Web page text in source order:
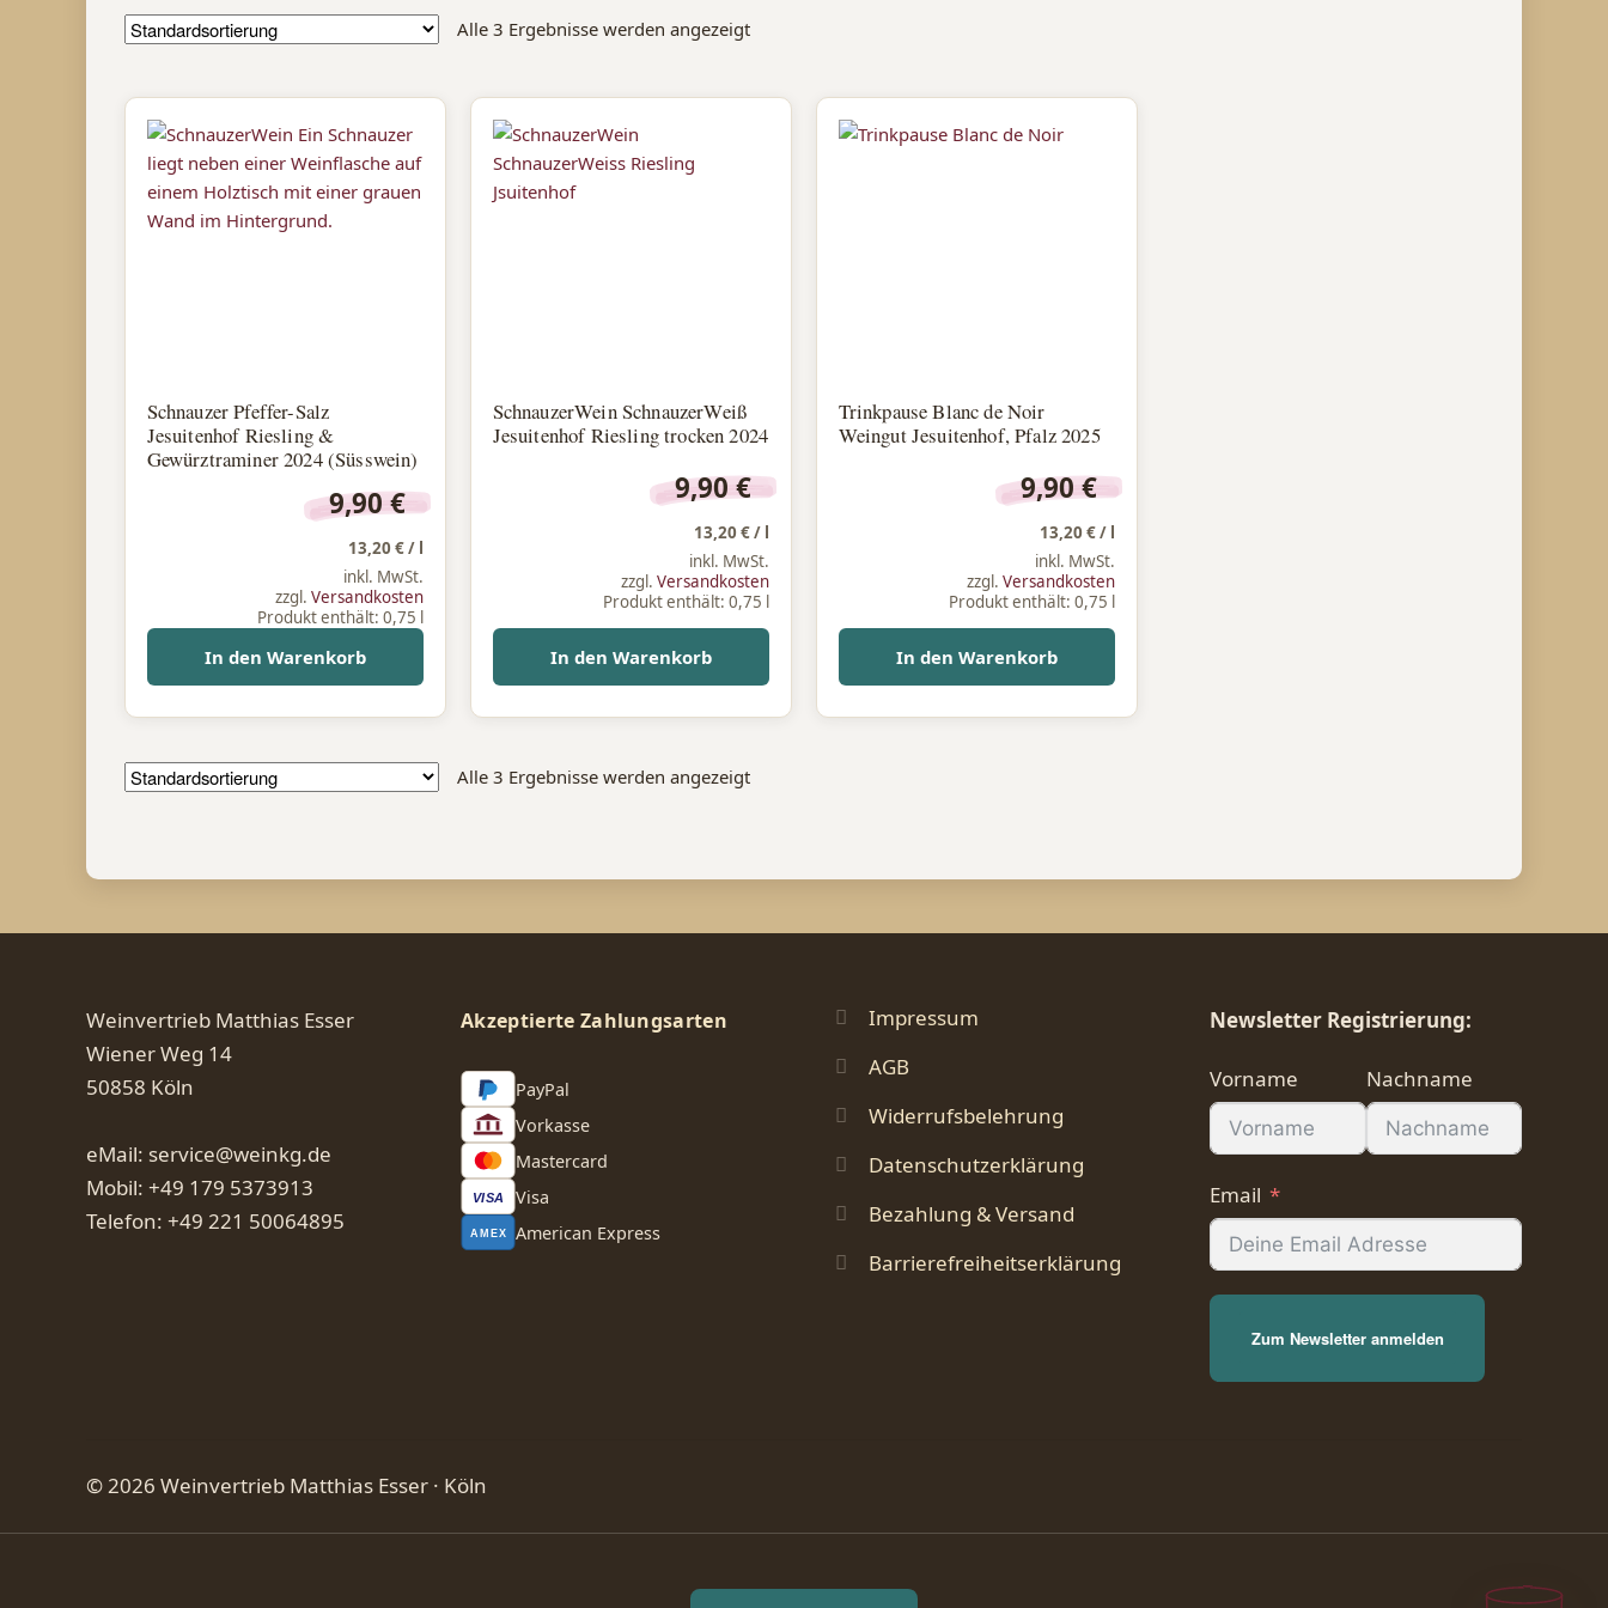
Alle 3 Ergebnisse werden angezeigt
Schnauzer Pfeffer-Salz
Jesuitenhof Riesling &
Gewürztraminer 2024 (Süsswein)
9,90€
13,20€/
inkl. MwSt.
zzgl.Versandkosten
Produkt enthält: 0,75 l
In den Warenkorb
SchnauzerWein SchnauzerWeiß
Jesuitenhof Riesling trocken 2024
9,90€
13,20€/
inkl. MwSt.
zzgl.Versandkosten
Produkt enthält: 0,75 l
In den Warenkorb
Trinkpause Blanc de Noir
Weingut Jesuitenhof, Pfalz 2025
9,90€
13,20€/
inkl. MwSt.
zzgl.Versandkosten
Produkt enthält: 0,75 l
In den Warenkorb
Alle 3 Ergebnisse werden angezeigt
Weinvertrieb Matthias Esser
Wiener Weg 14
50858 Köln
eMail: service@weinkg.de
Mobil: +49 179 5373913
Telefon: +49 221 50064895
Akzeptierte Zahlungsarten
PayPal
Vorkasse
Mastercard
VISA Visa
AMEX American Express
Impressum
AGB
Widerrufsbelehrung
Datenschutzerklärung
Bezahlung & Versand
Barrierefreiheitserklärung
Newsletter Registrierung:
Vorname Nachname
Email
Zum Newsletter anmelden
© 2026 Weinvertrieb Matthias Esser · Köln